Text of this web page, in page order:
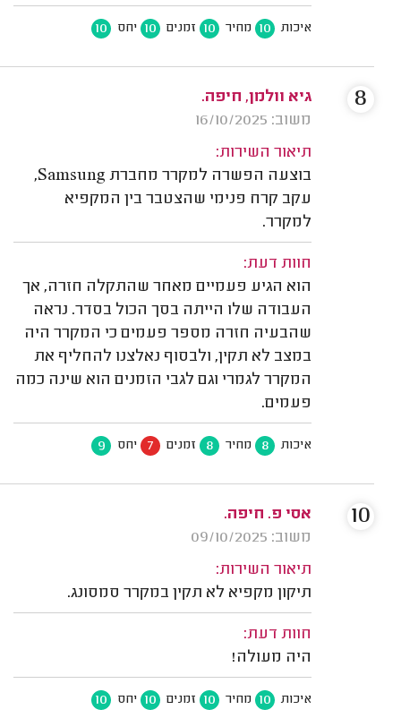
איכות 10 מחיר 10 זמנים 10 יחס 10
גיא וולמן, חיפה.
משוב: 16/10/2025
תיאור השירות:
בוצעה הפשרה למקרר מחברת Samsung,
עקב קרח פנימי שהצטבר בין המקפיא
למקרר.
חוות דעת:
הוא הגיע פעמיים מאחר שהתקלה חזרה, אך
העבודה שלו הייתה בסך הכול בסדר. נראה
שהבעיה חזרה מספר פעמים כי המקרר היה
במצב לא תקין, ולבסוף נאלצנו להחליף את
המקרר לגמרי וגם לגבי הזמנים הוא שינה כמה
פעמים.
איכות 8 מחיר 8 זמנים 7 יחס 9
8
אסי פ. חיפה.
משוב: 09/10/2025
תיאור השירות:
תיקון מקפיא לא תקין במקרר סמסונג.
חוות דעת:
היה מעולה!
איכות 10 מחיר 10 זמנים 10 יחס 10
10